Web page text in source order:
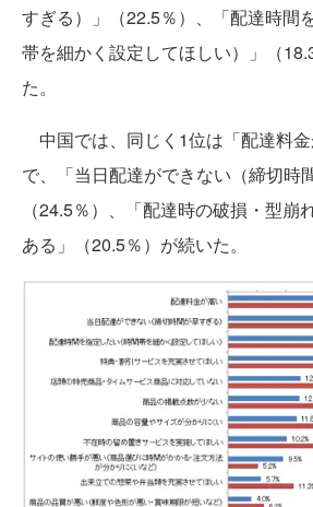
すぎる）」（22.5％）、「配達時間
帯を細かく設定してほしい）」（
た。
中国では、同じく1位は「配達料金
で、「当日配達ができない（締切時
（24.5％）、「配達時の破損・型崩
ある」（20.5％）が続いた。